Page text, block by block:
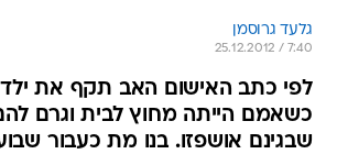
גלעד גרוסמן
25.12.2012 / 7:40
לפי כתב האישום האב תקף את
כשאמם הייתה מחוץ לבית וגרם
שבגינם אושפזו. בנו מת כעבור